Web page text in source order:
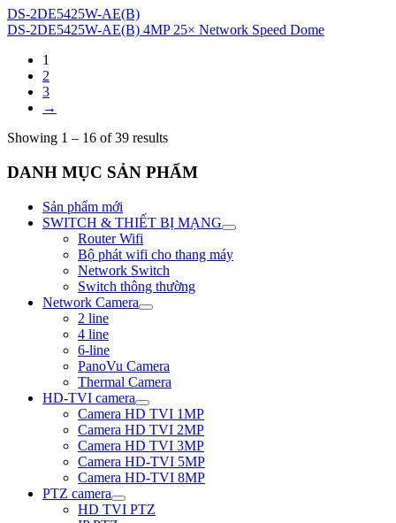
DS-2DE5425W-AE(B)
DS-2DE5425W-AE(B) 4MP 25× Network Speed Dome
1
2
3
→
Showing 1 – 16 of 39 results
DANH MỤC SẢN PHẨM
Sản phẩm mới
SWITCH & THIẾT BỊ MẠNG
Router Wifi
Bộ phát wifi cho thang máy
Network Switch
Switch thông thường
Network Camera
2 line
4 line
6-line
PanoVu Camera
Thermal Camera
HD-TVI camera
Camera HD TVI 1MP
Camera HD TVI 2MP
Camera HD TVI 3MP
Camera HD-TVI 5MP
Camera HD-TVI 8MP
PTZ camera
HD TVI PTZ